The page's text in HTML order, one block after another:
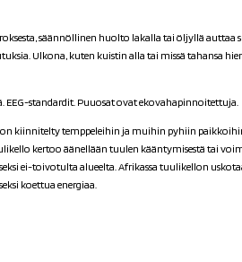
säännöllinen huolto lakalla tai öljyllä auttaa
Ulkona, kuten kuistin alla tai missä tahansa
EEG-standardit. Puuosat ovat ekovahapinnoitettuja.
kiinnitelty temppeleihin ja muihin pyhiin
kertoo äänellään tuulen kääntymisestä tai
ei-toivotulta alueelta. Afrikassa tuulikellon
koettua energiaa.